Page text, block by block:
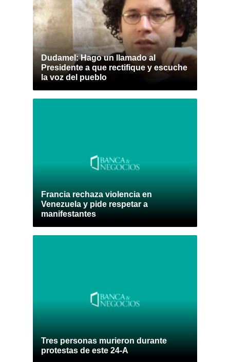
Dudamel: Hago un llamado al
Presidente a que rectifique y escuche
la voz del pueblo
Francia rechaza violencia en
Venezuela y pide respetar a
manifestantes
Tres personas murieron durante
protestas de este 24-A